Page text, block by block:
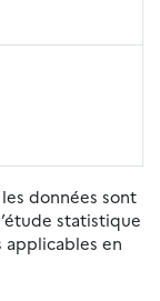
données sont
statistique
applicables en